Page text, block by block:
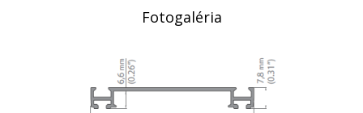
Fotogaléria